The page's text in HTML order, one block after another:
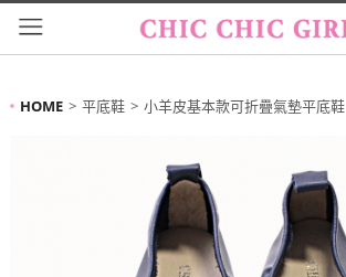
HOME 平底鞋 小羊皮基本款可折疊氣墊平底鞋